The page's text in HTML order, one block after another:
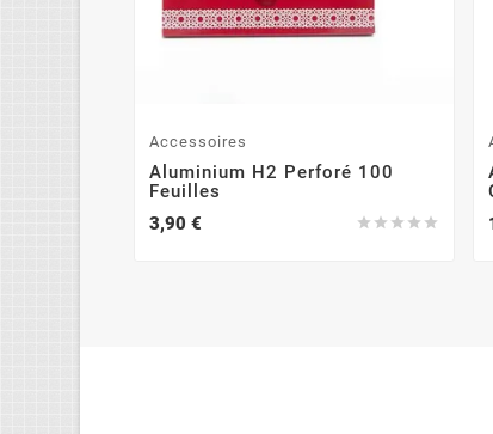
Accessoires
Aluminium H2 Perforé 100
Feuilles
    
3,90 €